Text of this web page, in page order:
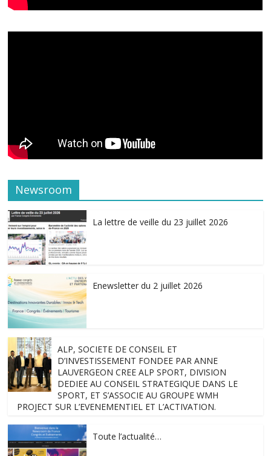
Newsroom
La lettre de veille du 23 juillet 2026
Enewsletter du 2 juillet 2026
ALP, SOCIETE DE CONSEIL ET
D’INVESTISSEMENT FONDEE PAR ANNE
LAUVERGEON CREE ALP SPORT, DIVISION
DEDIEE AU CONSEIL STRATEGIQUE DANS LE
SPORT, ET S’ASSOCIE AU GROUPE WMH
PROJECT SUR L’EVENEMENTIEL ET L’ACTIVATION.
Toute l’actualité…